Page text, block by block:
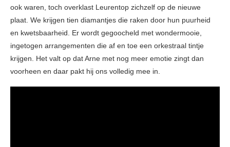
ook waren, toch overklast Leurentop zichzelf op de nieuwe
plaat. We krijgen tien diamantjes die raken door hun puurheid
en kwetsbaarheid. Er wordt gegoocheld met wondermooie,
ingetogen arrangementen die af en toe een orkestraal tintje
krijgen. Het valt op dat Arne met nog meer emotie zingt dan
voorheen en daar pakt hij ons volledig mee in.